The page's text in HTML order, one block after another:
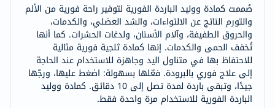
صُممت كمادة ووليد الباردة الفورية لتوفير راحة فورية من الألم
والتورم الناتج عن الالتواءات، والشد العضلي، والكدمات،
والحروق الطفيفة، وآلام الأسنان، ولدغات الحشرات. كما أنها
تُخفف الحمى والكدمات. إنها كمادة ثلجية فورية مثالية
للاحتفاظ بها في متناول اليد وجاهزة للاستخدام عند الحاجة
إلى علاج فوري بالبرودة. فعّلها بسهولة: اضغط عليها، ورجّها
جيدًا، وتبقى باردة لمدة تصل إلى 10 دقائق. كمادة ووليد
الباردة الفورية للاستخدام مرة واحدة فقط.